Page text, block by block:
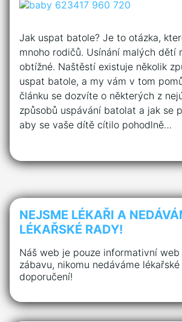
Jak uspat batole? Je to otázka,
mnoho rodičů. Usínání malých dětí
obtížné. Naštěstí existuje několik
uspat batole, a my vám v tom
článku se dozvíte o některých z
způsobů uspávání batolat a jak se
aby se vaše dítě cítilo pohodlně…
NEJSME LÉKAŘI A
LÉKAŘSKÉ RADY!
Náš web je pouze informativní
zábavu, nikomu nedáváme
doporučení!